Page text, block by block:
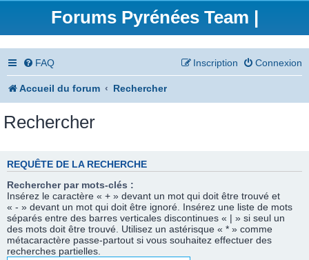
Forums Pyrénées Team |
FAQ Connexion
Inscription
Accueil du forum Rechercher
Rechercher
REQUÊTE DE LA RECHERCHE
Rechercher par mots-clés :
Insérez le caractère « + » devant un mot qui doit être trouvé et
« - » devant un mot qui doit être ignoré. Insérez une liste de mots
séparés entre des barres verticales discontinues « | » si seul un
des mots doit être trouvé. Utilisez un astérisque « * » comme
métacaractère passe-partout si vous souhaitez effectuer des
recherches partielles.